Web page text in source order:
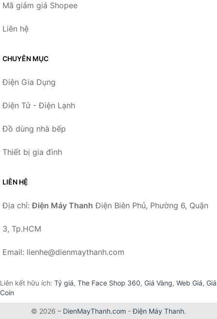
Mã giảm giá Shopee
Liên hệ
CHUYÊN MỤC
Điện Gia Dụng
Điện Tử - Điện Lạnh
Đồ dùng nhà bếp
Thiết bị gia đình
LIÊN HỆ
Địa chỉ:Điện Máy Thanh Điện Biên Phủ, Phường 6, Quận
3, Tp.HCM
Email: lienhe@dienmaythanh.com
Liên kết hữu ích: Tỷ giá, The Face Shop 360, Giá Vàng, Web Giá, Giá
Coin
© 2026 – DienMayThanh.com -Điện Máy Thanh.